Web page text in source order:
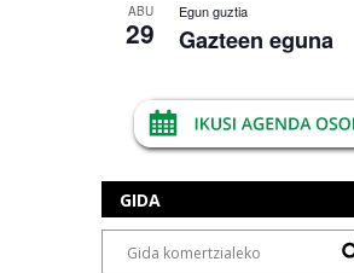
ABU
29
Egun guztia
Gazteen eguna
GIDA